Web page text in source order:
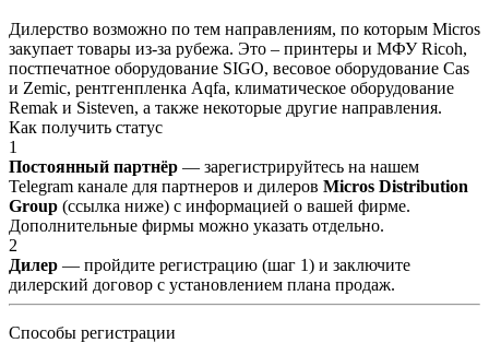
Дилерство возможно по тем направлениям, по которым Micros
закупает товары из-за рубежа. Это – принтеры и МФУ Ricoh,
постпечатное оборудование SIGO, весовое оборудование Cas
и Zemic, рентгенпленка Aqfa, климатическое оборудование
Remak и Sisteven, а также некоторые другие направления.
Как получить статус
1
Постоянный партнёр — зарегистрируйтесь на нашем
Telegram канале для партнеров и дилеров Micros Distribution
Group (ссылка ниже) с информацией о вашей фирме.
Дополнительные фирмы можно указать отдельно.
2
Дилер — пройдите регистрацию (шаг 1) и заключите
дилерский договор с установлением плана продаж.
Способы регистрации